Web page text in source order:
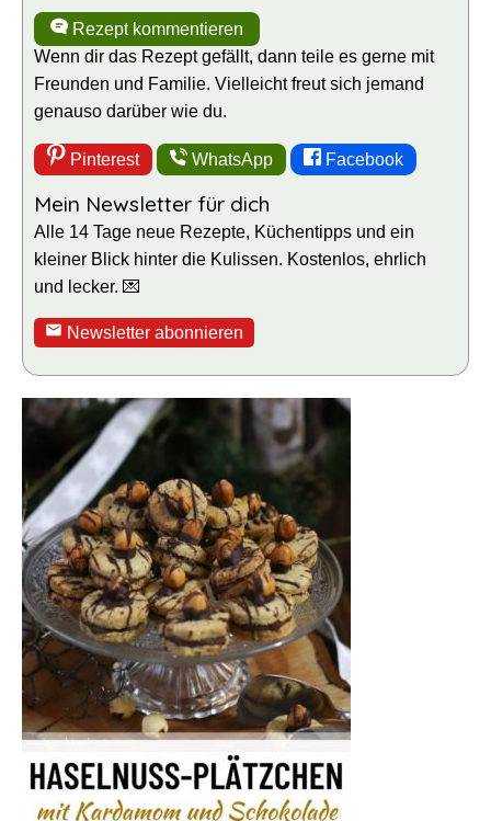
Rezept kommentieren
Wenn dir das Rezept gefällt, dann teile es gerne mit
Freunden und Familie. Vielleicht freut sich jemand
genauso darüber wie du.
Pinterest WhatsApp Facebook
Mein Newsletter für dich
Alle 14 Tage neue Rezepte, Küchentipps und ein
kleiner Blick hinter die Kulissen. Kostenlos, ehrlich
und lecker. 💌
Newsletter abonnieren